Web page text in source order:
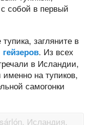
собой в первый
загляните в
. Из всех
в Исландии,
на тупиков,
самогонки